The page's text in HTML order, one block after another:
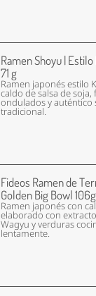
Ramen Shoyu |
71 g
Ramen japonés estilo
caldo de salsa de soja,
ondulados y auténtico
tradicional.
Fideos Ramen de
Golden Big Bowl
Ramen japonés con
elaborado con
Wagyu y verduras
lentamente.